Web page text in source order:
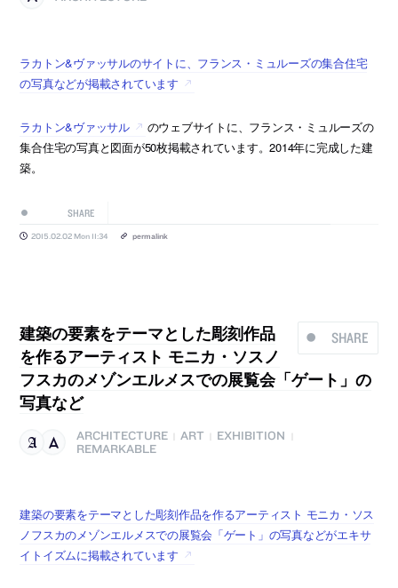
ラカトン&ヴァッサルのサイトに、フランス・ミュルーズの集合住宅
の写真などが掲載されています
ラカトン&ヴァッサル
のウェブサイトに、フランス・ミュルーズの
集合住宅の写真と図面が50枚掲載されています。2014年に完成した建
築。
SHARE
2015.02.02 Mon 11:34 permalink
SHARE
建築の要素をテーマとした彫刻作品
を作るアーティスト モニカ・ソスノ
フスカのメゾンエルメスでの展覧会「ゲート」の
写真など
ARCHITECTURE ART EXHIBITION
REMARKABLE
建築の要素をテーマとした彫刻作品を作るアーティスト モニカ・ソス
ノフスカのメゾンエルメスでの展覧会「ゲート」の写真などがエキサ
イトイズムに掲載されています